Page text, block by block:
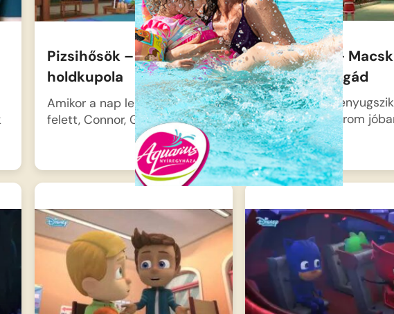
Pizsihősök – Macska és
holdkupola
Amikor a nap lemegy a város
felett, Connor, Greg és…
Pizsihősök –
a pillangóbrigád
Amikor a nap
város felett, három
Connor,…